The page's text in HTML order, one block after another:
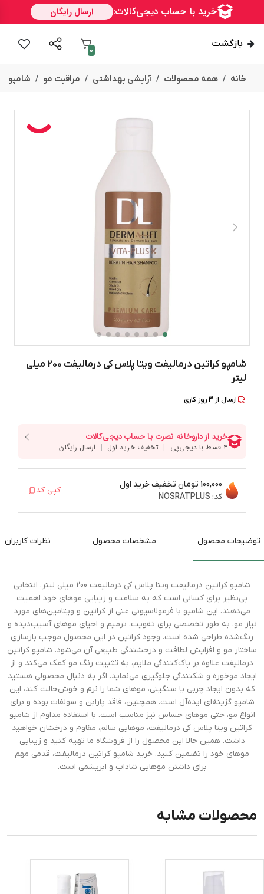
بازگشت
0
خانه همه محصولات آرایشی بهداشتی مراقبت مو شامپو
شامپو کراتین درمالیفت ویتا پلاس کی درمالیفت 200 میلی
لیتر
ارسال از 3روز کاری
100,000 تومان
تخفیف خرید اول
کد: NOSRATPLUS
کپی کد
توضیحات محصول مشخصات محصول نظرات کاربران
شامپو کراتین درمالیفت ویتا پلاس کی درمالیفت 200 میلی لیتر، انتخابی
بی‌نظیر برای کسانی است که به سلامت و زیبایی موهای خود اهمیت
می‌دهند. این شامپو با فرمولاسیونی غنی از کراتین و ویتامین‌های مورد
نیاز مو، به طور تخصصی برای تقویت، ترمیم و احیای موهای آسیب‌دیده و
رنگ‌شده طراحی شده است. وجود کراتین در این محصول موجب بازسازی
ساختار مو و افزایش لطافت و درخشندگی طبیعی آن می‌شود. شامپو کراتین
درمالیفت علاوه بر پاک‌کنندگی ملایم، به تثبیت رنگ مو کمک می‌کند و از
ایجاد موخوره و شکنندگی جلوگیری می‌نماید. اگر به دنبال محصولی هستید
که بدون ایجاد چربی یا سنگینی، موهای شما را نرم و خوش‌حالت کند، این
شامپو گزینه‌ای ایده‌آل است. همچنین، فاقد پارابن و سولفات بوده و برای
انواع مو، حتی موهای حساس نیز مناسب است. با استفاده مداوم از شامپو
کراتین ویتا پلاس کی درمالیفت، موهایی سالم، مقاوم و درخشان خواهید
داشت. همین حالا این محصول را از فروشگاه ما تهیه کنید و زیبایی
موهای خود را تضمین کنید. خرید شامپو کراتین درمالیفت، قدمی مهم
برای داشتن موهایی شاداب و ابریشمی است.
محصولات مشابه